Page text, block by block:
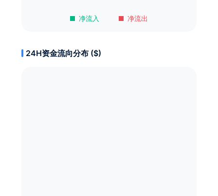
净流入 净流出
24H资金流向分布 ($)